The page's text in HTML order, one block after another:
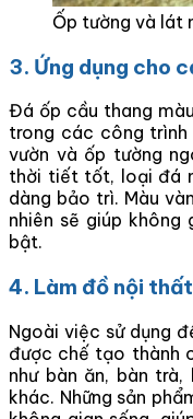
Ốp tường và lát
3. Ứng dụng cho
Đá ốp cầu thang
trong các công
vườn và ốp tường
thời tiết tốt, loại đá
dàng bảo trì. Màu
nhiên sẽ giúp
bật.
4. Làm đồ nội
Ngoài việc sử dụng
được chế tạo thành
như bàn ăn, bàn
khác. Những sản